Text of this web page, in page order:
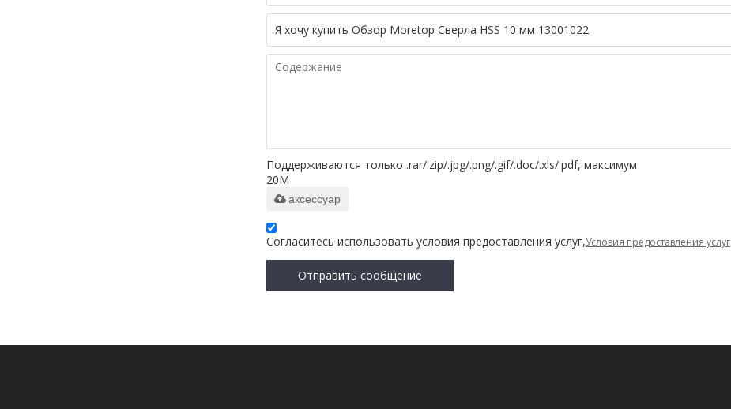
Поддерживаются только .rar/.zip/.jpg/.png/.gif/.doc/.xls/.pdf, максимум
20M
аксессуар
Согласитесь использовать условия предоставления услуг,Условия предоставления услуг
Отправить сообщение